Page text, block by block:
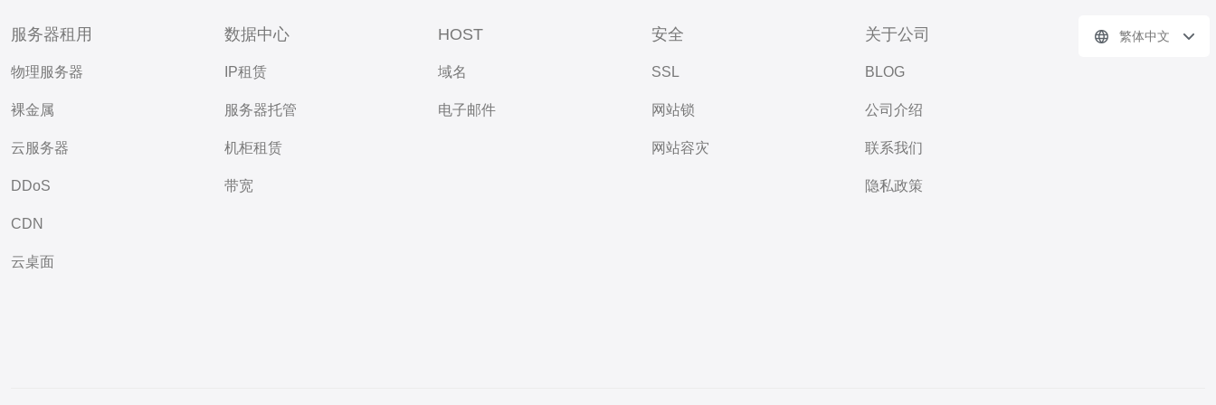
服务器租用
物理服务器
裸金属
云服务器
DDoS
CDN
云桌面
数据中心
IP租赁
服务器托管
机柜租赁
带宽
HOST
域名
电子邮件
安全
SSL
网站锁
网站容灾
关于公司
BLOG
公司介绍
联系我们
隐私政策
繁体中文